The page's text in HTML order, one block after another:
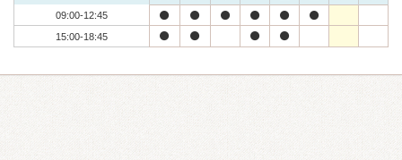
09:00-12:45
15:00-18:45